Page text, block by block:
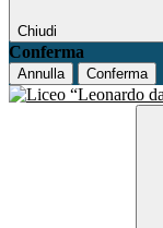
Chiudi
Conferma
Annulla Conferma